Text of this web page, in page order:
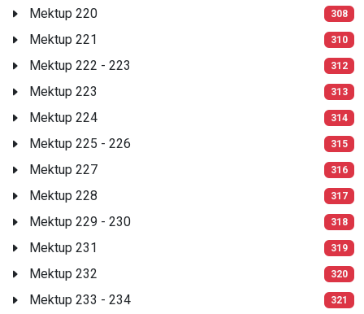
Mektup 220 308
Mektup 221 310
Mektup 222 - 223 312
Mektup 223 313
Mektup 224 314
Mektup 225 - 226 315
Mektup 227 316
Mektup 228 317
Mektup 229 - 230 318
Mektup 231 319
Mektup 232 320
Mektup 233 - 234 321